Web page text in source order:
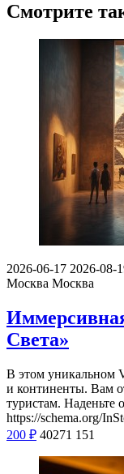
Смотрите
2026-06-17 2026-08-
Москва Москва
Света»
В этом уникальном
и континенты. Вам
туристам. Наденьте
https://schema.org/
200 ₽ 40271 151